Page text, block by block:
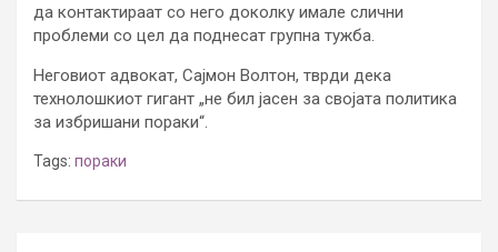
да контактираат со него доколку имале слични
проблеми со цел да поднесат групна тужба.
Неговиот адвокат, Сајмон Волтон, тврди дека
технолошкиот гигант „не бил јасен за својата политика
за избришани пораки“.
Tags: пораки